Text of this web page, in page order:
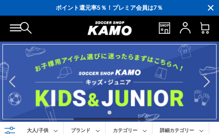
ポイント還元率5％！プレミア会員は7％
会員の方にはお誕生月に「10％OFFクーポン」プレゼント！
16,000円(税込)以上でシューズケースプレゼント！
3,300円(税込)以上で送料無料！
大人/子供 ブランド カテゴリー 詳細カテゴリー